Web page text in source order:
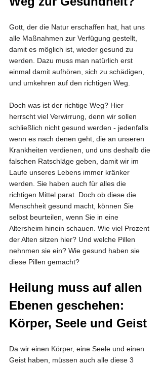
Gott, der die Natur erschaffen hat, hat uns
alle Maßnahmen zur Verfügung gestellt,
damit es möglich ist, wieder gesund zu
werden. Dazu muss man natürlich erst
einmal damit aufhören, sich zu schädigen,
und umkehren auf den richtigen Weg.
Doch was ist der richtige Weg? Hier
herrscht viel Verwirrung, denn wir sollen
schließlich nicht gesund werden - jedenfalls
wenn es nach denen geht, die an unseren
Krankheiten verdienen, und uns deshalb die
falschen Ratschläge geben, damit wir im
Laufe unseres Lebens immer kränker
werden. Sie haben auch für alles die
richtigen Mittel parat. Doch ob diese die
Menschheit gesund macht, können Sie
selbst beurteilen, wenn Sie in eine
Altersheim hinein schauen. Wie viel Prozent
der Alten sitzen hier? Und welche Pillen
nehnmen sie ein? Wie gesund haben sie
diese Pillen gemacht?
Heilung muss auf allen
Ebenen geschehen:
Körper, Seele und Geist
Da wir einen Körper, eine Seele und einen
Geist haben, müssen auch alle diese 3